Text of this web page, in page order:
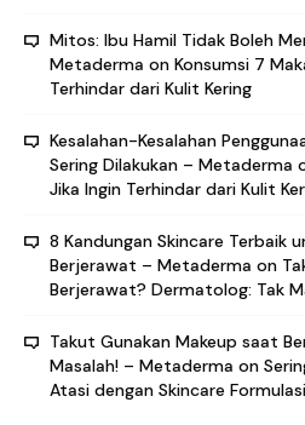
Mitos: Ibu Hamil Tidak Boleh
Metaderma on Konsumsi 7
Terhindar dari Kulit Kering
Kesalahan-Kesalahan
Sering Dilakukan – Metaderma
Jika Ingin Terhindar dari Kulit
8 Kandungan Skincare Terbaik
Berjerawat – Metaderma on
Berjerawat? Dermatolog: Tak
Takut Gunakan Makeup saat
Masalah! – Metaderma on
Atasi dengan Skincare